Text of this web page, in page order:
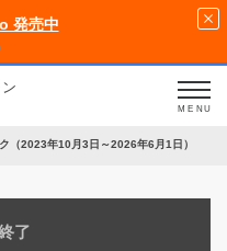
発売中
MENU
（2023年10月3日～2026年6月1日）
了